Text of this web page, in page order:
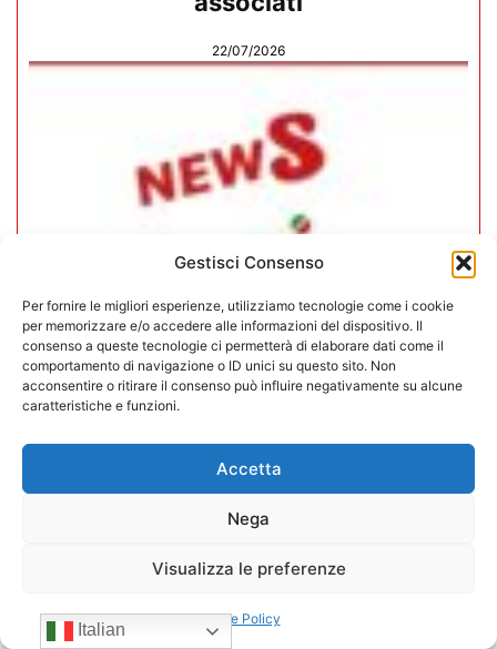
Gestisci Consenso
Per fornire le migliori esperienze, utilizziamo tecnologie come i cookie
per memorizzare e/o accedere alle informazioni del dispositivo. Il
consenso a queste tecnologie ci permetterà di elaborare dati come il
comportamento di navigazione o ID unici su questo sito. Non
acconsentire o ritirare il consenso può influire negativamente su alcune
caratteristiche e funzioni.
Accetta
Nega
Visualizza le preferenze
Cookie Policy
22/07/2026
CONFIDA Servizi srl presenta il
nuovo Consiglio di Amministrazione
17/07/2026
Italian